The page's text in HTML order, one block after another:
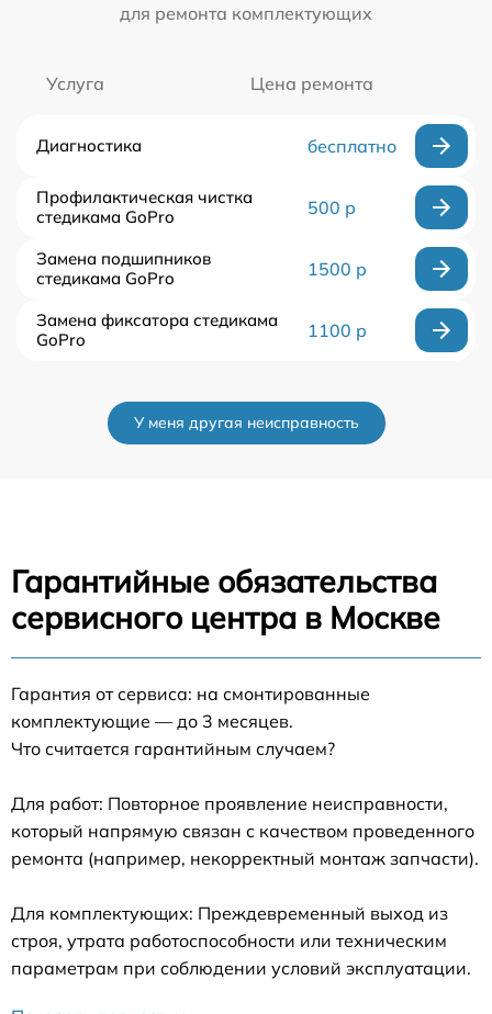
для ремонта комплектующих
Услуга Цена ремонта
Диагностика бесплатно
Профилактическая чистка
стедикама GoPro
500 р
Замена подшипников
стедикама GoPro
1500 р
Замена фиксатора стедикама
GoPro
1100 р
У меня другая неисправность
Гарантийные обязательства
сервисного центра в Москве
Гарантия от сервиса: на смонтированные
комплектующие — до 3 месяцев.
Что считается гарантийным случаем?
Для работ: Повторное проявление неисправности,
который напрямую связан с качеством проведенного
ремонта (например, некорректный монтаж запчасти).
Для комплектующих: Преждевременный выход из
строя, утрата работоспособности или техническим
параметрам при соблюдении условий эксплуатации.